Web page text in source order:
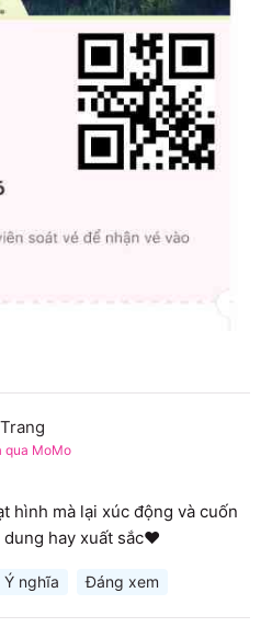
qua MoMo
hình mà lại xúc động và cuốn
dung hay xuất sắc♥️
Ý nghĩa Đáng xem